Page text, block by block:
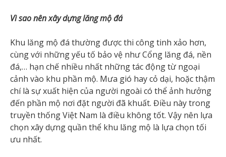
Vì sao nên xây dựng lăng mộ đá
Khu lăng mộ đá thường được thi công tinh xảo hơn,
cùng với những yếu tố bảo vệ như Cổng lăng đá, nền
đá,… hạn chế nhiều nhất những tác động từ ngoại
cảnh vào khu phần mộ. Mưa gió hay cỏ dại, hoặc thậm
chí là sự xuất hiện của người ngoài có thể ảnh hưởng
đến phần mộ nơi đặt người đã khuất. Điều này trong
truyền thống Việt Nam là điều không tốt. Vậy nên lựa
chọn xây dựng quần thể khu lăng mộ là lựa chọn tối
ưu nhất.